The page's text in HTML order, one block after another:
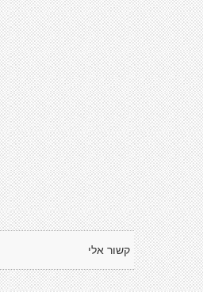
קשור אלי